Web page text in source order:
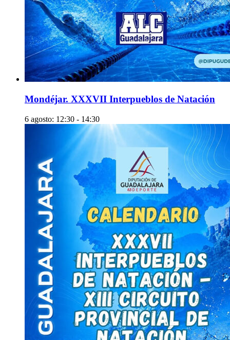
Mondéjar. XXXVII Interpueblos de Natación
6 agosto: 12:30 - 14:30